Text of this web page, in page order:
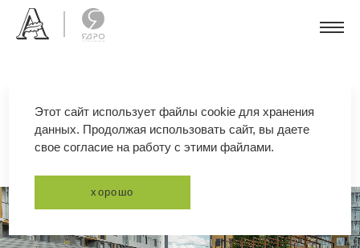
жк id мурино
Этот сайт использует файлы cookie для хранения
данных. Продолжая использовать сайт, вы даете
свое согласие на работу с этими файлами.
хорошо